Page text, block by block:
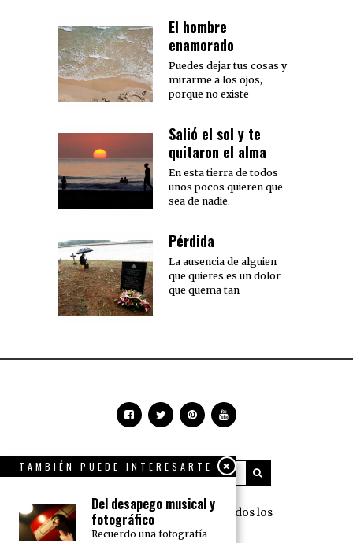
El hombre
enamorado
Puedes dejar tus cosas y
mirarme a los ojos,
porque no existe
Salió el sol y te
quitaron el alma
En esta tierra de todos
unos pocos quieren que
sea de nadie.
Pérdida
La ausencia de alguien
que quieres es un dolor
que quema tan
360 Grados Press © 2018 Todos los
derechos reservados.
TAMBIÉN PUEDE INTERESARTE
Del desapego musical y
fotográfico
Recuerdo una fotografía